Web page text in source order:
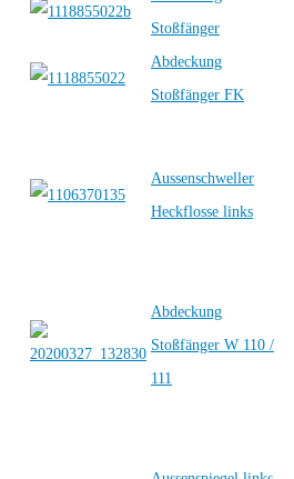
Stoßfänger
Abdeckung
Stoßfänger FK
Aussenschweller
Heckflosse links
Abdeckung
Stoßfänger W 110 /
111